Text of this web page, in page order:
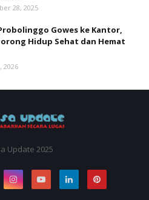
28, 2025
Gowes ke Kantor,
Hidup Sehat dan Hemat
2026
Update 2025